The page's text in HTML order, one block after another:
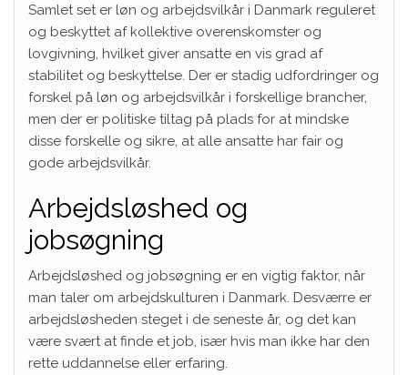
Samlet set er løn og arbejdsvilkår i Danmark reguleret
og beskyttet af kollektive overenskomster og
lovgivning, hvilket giver ansatte en vis grad af
stabilitet og beskyttelse. Der er stadig udfordringer og
forskel på løn og arbejdsvilkår i forskellige brancher,
men der er politiske tiltag på plads for at mindske
disse forskelle og sikre, at alle ansatte har fair og
gode arbejdsvilkår.
Arbejdsløshed og
jobsøgning
Arbejdsløshed og jobsøgning er en vigtig faktor, når
man taler om arbejdskulturen i Danmark. Desværre er
arbejdsløsheden steget i de seneste år, og det kan
være svært at finde et job, især hvis man ikke har den
rette uddannelse eller erfaring.